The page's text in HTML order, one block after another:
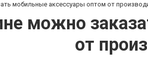
мобильные аксессуары оптом от
можно
от